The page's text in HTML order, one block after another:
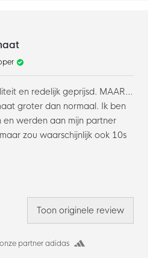
partner adidas
en redelijk geprijsd. MAAR...
groter dan normaal. Ik ben
werden aan mijn partner
zou waarschijnlijk ook 10s
Toon originele review